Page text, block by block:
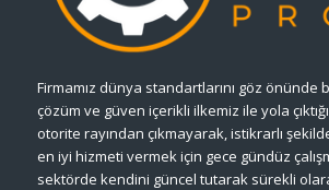
Firmamız dünya standartlarını göz önünde
çözüm ve güven içerikli ilkemiz ile yola
otorite rayından çıkmayarak, istikrarlı
en iyi hizmeti vermek için gece gündüz
sektörde kendini güncel tutarak sürekli